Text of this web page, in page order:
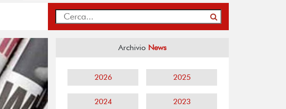
Archivio News
2026 2025
2024 2023